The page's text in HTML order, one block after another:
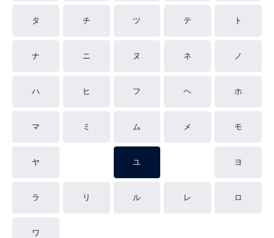
タ チ ツ テ ト
ナ ニ ヌ ネ ノ
ハ ヒ フ ヘ ホ
マ ミ ム メ モ
ヤ ユ ヨ
ラ リ ル レ ロ
ワ